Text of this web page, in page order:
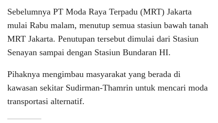
Sebelumnya PT Moda Raya Terpadu (MRT) Jakarta
mulai Rabu malam, menutup semua stasiun bawah tanah
MRT Jakarta. Penutupan tersebut dimulai dari Stasiun
Senayan sampai dengan Stasiun Bundaran HI.
Pihaknya mengimbau masyarakat yang berada di
kawasan sekitar Sudirman-Thamrin untuk mencari moda
transportasi alternatif.